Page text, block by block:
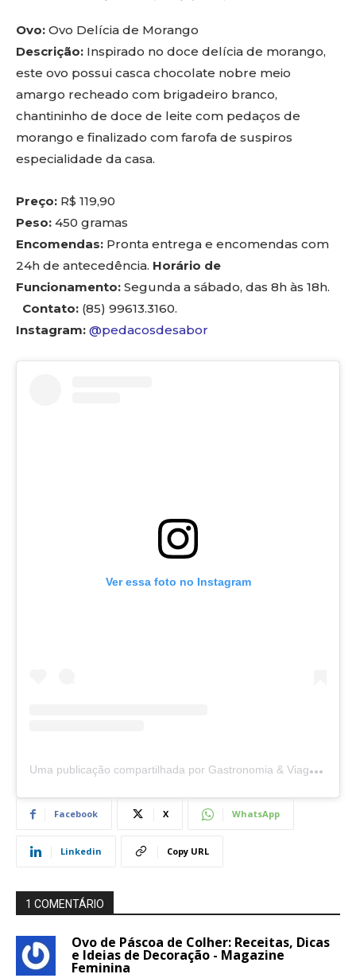
Ovo: Ovo Delícia de Morango
Descrição: Inspirado no doce delícia de morango,
este ovo possui casca chocolate nobre meio
amargo recheado com brigadeiro branco,
chantininho de doce de leite com pedaços de
morango e finalizado com farofa de suspiros
especialidade da casa.
Preço: R$ 119,90
Peso: 450 gramas
Encomendas: Pronta entrega e encomendas com
24h de antecedência. Horário de
Funcionamento: Segunda a sábado, das 8h às 18h.
Contato: (85) 99613.3160.
Instagram: @pedacosdesabor
Ver essa foto no Instagram
U
ma publicação compartilhada por Gastronomia & Viagens
Facebook X WhatsApp
Linkedin Copy URL
1 COMENTÁRIO
Ovo de Páscoa de Colher: Receitas, Dicas
e Ideias de Decoração - Magazine
Feminina